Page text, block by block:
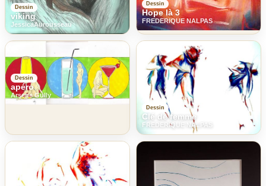
Dessin
viking
JessicaAurousseau
Dessin
Hope là 3
FREDERIQUE NALPAS
Dessin
apéro
Arsene Gully
Dessin
Clé de femme
FREDERIQUE NALPAS